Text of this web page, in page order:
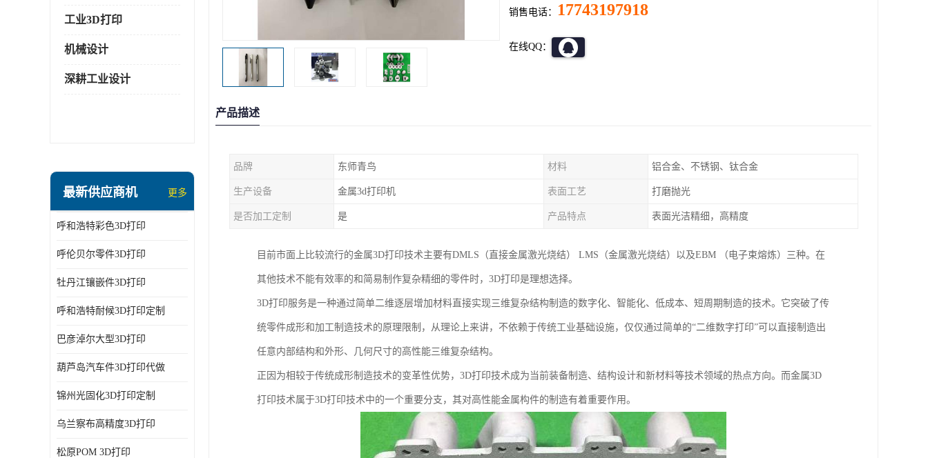
工业3D打印
机械设计
深耕工业设计
最新供应商机 更多
呼和浩特彩色3D打印
呼伦贝尔零件3D打印
牡丹江镶嵌件3D打印
呼和浩特耐候3D打印定制
巴彦淖尔大型3D打印
葫芦岛汽车件3D打印代做
锦州光固化3D打印定制
乌兰察布高精度3D打印
松原POM 3D打印
销售电话： 17743197918
在线QQ：
产品描述
品牌 东师青鸟 材料 铝合金、不锈钢、钛合金
生产设备 金属3d打印机 表面工艺 打磨抛光
是否加工定制 是 产品特点 表面光洁精细，高精度
目前市面上比较流行的金属3D打印技术主要有DMLS（直接金属激光烧结） LMS（金属激光烧结）以及EBM （电子束熔炼）三种。在
其他技术不能有效率的和简易制作复杂精细的零件时，3D打印是理想选择。
3D打印服务是一种通过简单二维逐层增加材料直接实现三维复杂结构制造的数字化、智能化、低成本、短周期制造的技术。它突破了传
统零件成形和加工制造技术的原理限制，从理论上来讲，不依赖于传统工业基础设施，仅仅通过简单的“二维数字打印”可以直接制造出
任意内部结构和外形、几何尺寸的高性能三维复杂结构。
正因为相较于传统成形制造技术的变革性优势，3D打印技术成为当前装备制造、结构设计和新材料等技术领域的热点方向。而金属3D
打印技术属于3D打印技术中的一个重要分支，其对高性能金属构件的制造有着重要作用。